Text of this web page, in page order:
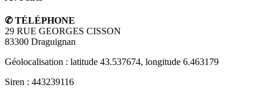
✆ TÉLÉPHONE
29 RUE GEORGES CISSON
83300 Draguignan
Géolocalisation : latitude 43.537674, longitude 6.463179
Siren : 443239116